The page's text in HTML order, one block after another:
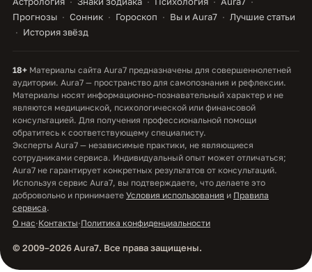
Прогнозы
Сонник Гороскоп Вы и Aura7
Лучшие статьи
История звёзд
18+ Материалы сайта Aura7 предназначены для совершеннолетней
аудитории. Aura7 — пространство для самопознания и рефлексии.
Материалы носят информационно-познавательный характер и не
являются медицинской, психологической или финансовой
консультацией. Для получения профессиональной помощи
обратитесь к соответствующему специалисту.
Эксперты Aura7 — независимые практики, не являющиеся
сотрудниками сервиса. Индивидуальный опыт может отличаться;
Aura7 не гарантирует конкретных результатов от консультаций.
Используя сервис Aura7, вы подтверждаете, что делаете это
добровольно и принимаете Условия использования и Правила
сервиса.
О нас·Контакты·Политика конфиденциальности
© 2009–2026 Aura7. Все права защищены.